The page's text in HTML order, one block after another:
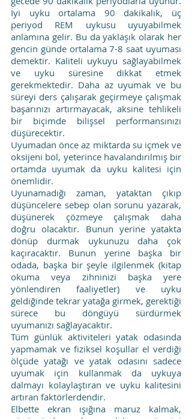
İyi uyku ortalama 90 dakikalık, üç
periyod REM uykusu uyuyabilmek
anlamına gelir. Bu da yaklaşık olarak her
gencin günde ortalama 7-8 saat uyuması
demektir. Kaliteli uykuyu sağlayabilmek
ve uyku süresine dikkat etmek
gerekmektedir. Daha az uyumak ve bu
süreyi ders çalışarak geçirmeye çalışmak
başarınızı artırmayacak, aksine tehlikeli
bir biçimde bilişsel performansınızı
düşürecektir.
Uyumadan önce az miktarda su içmek ve
oksijeni bol, yeterince havalandırılmış bir
ortamda uyumak da uyku kalitesi için
önemlidir.
Uyunamadığı zaman, yataktan çıkıp
düşüncelere sebep olan sorunu yazarak,
düşünerek çözmeye çalışmak daha
doğru olacaktır. Bunun yerine yatakta
dönüp durmak uykunuzu daha çok
kaçıracaktır. Bunun yerine başka bir
odada, başka bir şeyle ilgilenmek (kitap
okuma veya zihninizi başka yere
yönlendiren faaliyetler) ve uyku
geldiğinde tekrar yatağa girmek, gerektiği
sürece bu döngüyü sürdürmek
uyumanızı sağlayacaktır.
Tüm günlük aktiviteleri yatak odasında
yapmamak ve fiziksel koşullar el verdiği
ölçüde yatağı ve yatak odasını sadece
uyumak için kullanmak da uykuya
dalmayı kolaylaştıran ve uyku kalitesini
artıran faktörlerdendir.
Elbette ekran ışığına maruz kalmak,